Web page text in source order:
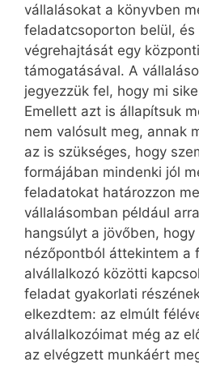
vállalásokat a könyvben
feladatcsoporton belül, és
végrehajtását egy
támogatásával. A
jegyezzük fel, hogy mi
Emellett azt is állapítsuk
nem valósult meg, annak
az is szükséges, hogy
formájában mindenki jól
feladatokat határozzon
vállalásomban például
hangsúlyt a jövőben,
nézőpontból áttekintem a
alvállalkozó közötti
feladat gyakorlati
elkezdtem: az elmúlt
alvállalkozóimat még az
az elvégzett munkáért